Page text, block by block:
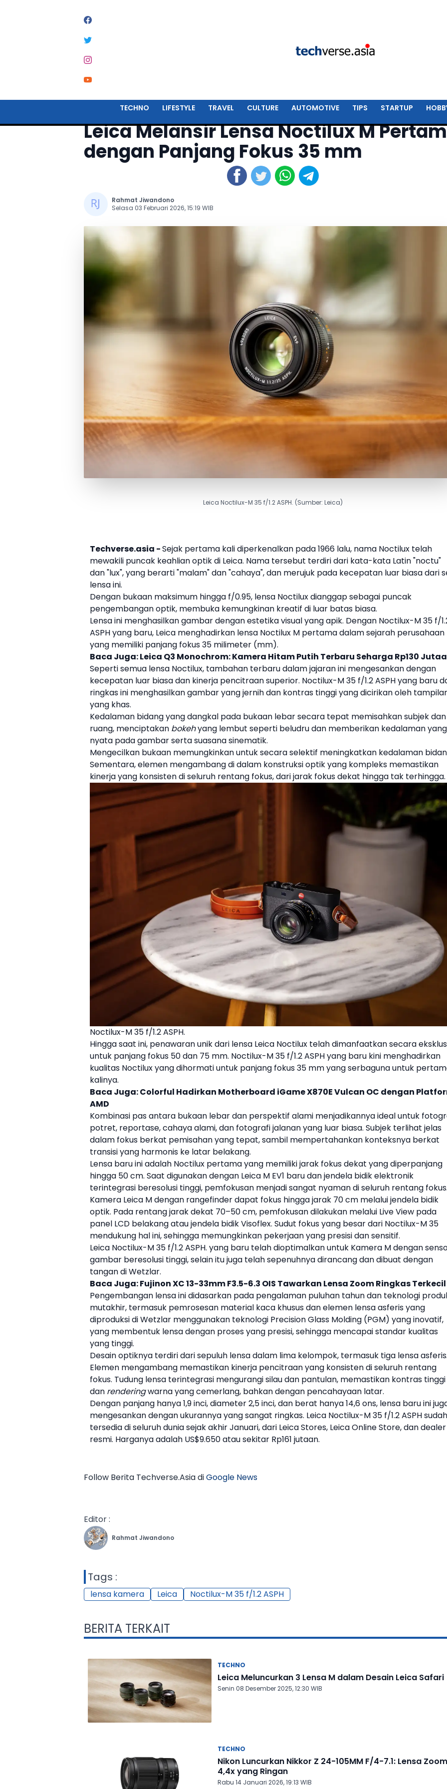
TECHNO LIFESTYLE TRAVEL CULTURE AUTOMOTIVE TIPS STARTUP
Leica Melansir Lensa Noctilux M
dengan Panjang Fokus 35 mm
Rahmat Jiwandono
Selasa 03 Februari 2026, 15:19 WIB
Leica Noctilux-M 35 f/1.2 ASPH. (Sumber: Leica)
Techverse.asia -Sejak pertama kali diperkenalkan pada 1966 lalu, nama Noctilux telah
mewakili puncak keahlian optik di Leica. Nama tersebut terdiri dari kata-kata Latin "noctu"
dan "lux", yang berarti "malam" dan "cahaya", dan merujuk pada kecepatan luar biasa dari
lensa ini.
Dengan bukaan maksimum hingga f/0.95, lensa Noctilux dianggap sebagai puncak
pengembangan optik, membuka kemungkinan kreatif di luar batas biasa.
Lensa ini menghasilkan gambar dengan estetika visual yang apik. Dengan Noctilux-M 35 f/
ASPHyang baru, Leica menghadirkan lensa Noctilux M pertama dalam sejarah perusahaan
yang memiliki panjang fokus 35 milimeter (mm).
Baca Juga:Leica Q3 Monochrom: Kamera Hitam Putih Terbaru Seharga Rp130
Seperti semua lensa Noctilux, tambahan terbaru dalam jajaran ini mengesankan dengan
kecepatan luar biasa dan kinerja pencitraan superior. Noctilux-M 35 f/1.2 ASPHyang baru
ringkas ini menghasilkan gambar yang jernih dan kontras tinggi yang dicirikan oleh
yang khas.
Kedalaman bidang yang dangkal pada bukaan lebar secara tepat memisahkan subjek dan
ruang, menciptakan bokehyang lembut seperti beludru dan memberikan kedalaman yang
nyata pada gambar serta suasana sinematik.
Mengecilkan bukaan memungkinkan untuk secara selektif meningkatkan kedalaman
Sementara, elemen mengambang di dalam konstruksi optik yang kompleks memastikan
kinerja yang konsisten di seluruh rentang fokus, dari jarak fokus dekat hingga tak terhingga.
Noctilux-M 35 f/1.2 ASPH.
Hingga saat ini, penawaran unik dari lensa Leica Noctilux telah dimanfaatkan secara
untuk panjang fokus 50 dan 75 mm. Noctilux-M 35 f/1.2 ASPHyang baru kini menghadirkan
kualitas Noctilux yang dihormati untuk panjang fokus 35 mm yang serbaguna untuk
kalinya.
Baca Juga:Colorful Hadirkan Motherboard iGame X870E Vulcan OC dengan
AMD
Kombinasi pas antara bukaan lebar dan perspektif alami menjadikannya ideal untuk
potret, reportase, cahaya alami, dan fotografi jalanan yang luar biasa. Subjek terlihat jelas
dalam fokus berkat pemisahan yang tepat, sambil mempertahankan konteksnya berkat
transisi yang harmonis ke latar belakang.
Lensa baru ini adalah Noctilux pertama yang memiliki jarak fokus dekat yang diperpanjang
hingga 50 cm. Saat digunakan dengan Leica M EV1 baru dan jendela bidik elektronik
terintegrasi beresolusi tinggi, pemfokusan menjadi sangat nyaman di seluruh rentang fokus.
Kamera Leica M dengan rangefinder dapat fokus hingga jarak 70 cm melalui jendela bidik
optik. Pada rentang jarak dekat 70–50 cm, pemfokusan dilakukan melalui Live View pada
panel LCD belakang atau jendela bidik Visoflex. Sudut fokus yang besar dari Noctilux-M 35
mendukung hal ini, sehingga memungkinkan pekerjaan yang presisi dan sensitif.
Leica Noctilux-M 35 f/1.2 ASPH. yang baru telah dioptimalkan untuk Kamera M dengan
gambar beresolusi tinggi, selain itu juga telah sepenuhnya dirancang dan dibuat dengan
tangan di Wetzlar.
Baca Juga:Fujinon XC 13-33mm F3.5-6.3 OIS Tawarkan Lensa Zoom Ringkas Terkecil
Pengembangan lensa ini didasarkan pada pengalaman puluhan tahun dan teknologi
mutakhir, termasuk pemrosesan material kaca khusus dan elemen lensa asferis yang
diproduksi di Wetzlar menggunakan teknologi Precision Glass Molding (PGM) yang inovatif,
yang membentuk lensa dengan proses yang presisi, sehingga mencapai standar kualitas
yang tinggi.
Desain optiknya terdiri dari sepuluh lensa dalam lima kelompok, termasuk tiga lensa asferis.
Elemen mengambang memastikan kinerja pencitraan yang konsisten di seluruh rentang
fokus. Tudung lensa terintegrasi mengurangi silau dan pantulan, memastikan kontras tinggi
dan renderingwarna yang cemerlang, bahkan dengan pencahayaan latar.
Dengan panjang hanya 1,9 inci, diameter 2,5 inci, dan berat hanya 14,6 ons, lensa baru ini
mengesankan dengan ukurannya yang sangat ringkas. Leica Noctilux-M 35 f/1.2 ASPHsudah
tersedia di seluruh dunia sejak akhir Januari, dari LeicaStores, LeicaOnline Store, dan dealer
resmi. Harganya adalah US$9.650 atau sekitar Rp161 jutaan.
Follow Berita Techverse.Asia diGoogle News
Editor :
Rahmat Jiwandono
Tags :
lensa kamera Leica Noctilux-M 35 f/1.2 ASPH
BERITA TERKAIT
TECHNO
Leica Meluncurkan 3 Lensa M dalam Desain Leica Safari
Senin 08 Desember 2025, 12:30 WIB
TECHNO
Nikon Luncurkan Nikkor Z 24-105MM F/4-7.1: Lensa Zoom
4,4x yang Ringan
Rabu 14 Januari 2026, 19:13 WIB